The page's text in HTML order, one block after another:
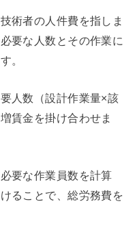
術者の人件費を指しま
要な人数とその作業に
。
人数（設計作業量×該
賃金を掛け合わせま
要な作業員数を計算
ることで、総労務費を